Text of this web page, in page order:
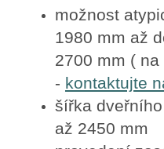
možnost
1980 mm až
2700 mm (
- kontaktujte
šířka
až 2450 mm